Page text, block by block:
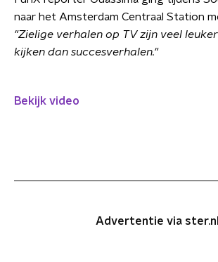
naar het Amsterdam Centraal Station
"Zielige verhalen op TV zijn veel
kijken dan succesverhalen."
Bekijk video
Advertentie via ster.nl